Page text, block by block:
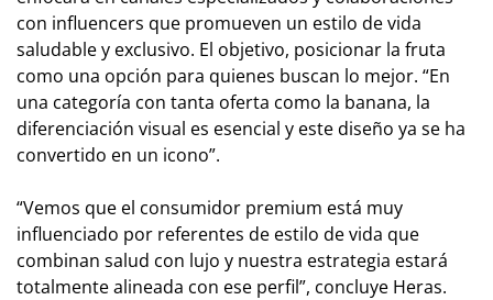
con influencers que promueven un estilo de vida
saludable y exclusivo. El objetivo, posicionar la fruta
como una opción para quienes buscan lo mejor. “En
una categoría con tanta oferta como la banana, la
diferenciación visual es esencial y este diseño ya se ha
convertido en un icono”.
“Vemos que el consumidor premium está muy
influenciado por referentes de estilo de vida que
combinan salud con lujo y nuestra estrategia estará
totalmente alineada con ese perfil”, concluye Heras.